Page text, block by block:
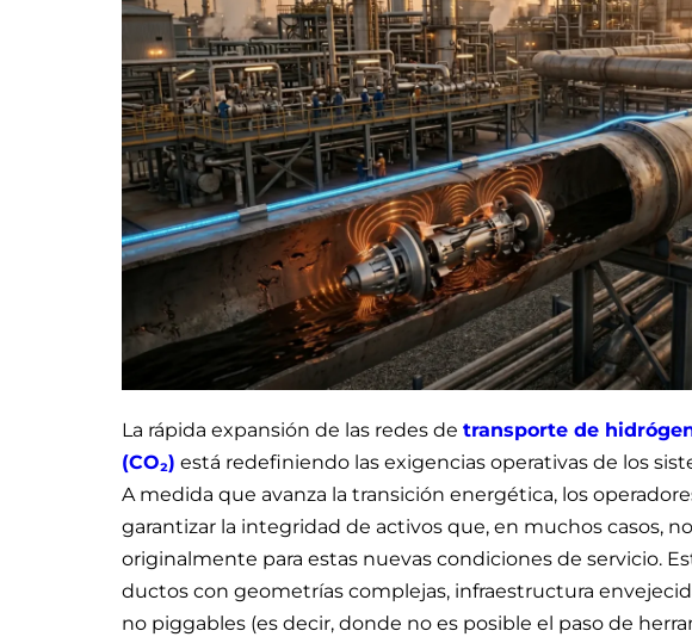
La rápida expansión de las redes de transporte de
(CO₂) está redefiniendo las exigencias operativas de los
A medida que avanza la transición energética, los
garantizar la integridad de activos que, en muchos casos,
originalmente para estas nuevas condiciones de servicio.
ductos con geometrías complejas, infraestructura
no piggables (es decir, donde no es posible el paso de